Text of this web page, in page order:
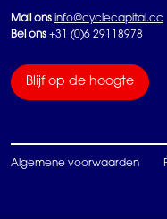
Mail ons info@cyclecapital.cc
Bel ons +31 (0)6 29118978
Blijf op de hoogte
Algemene voorwaarden